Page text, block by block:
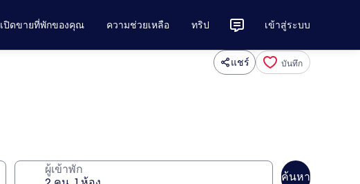
เปิดขายที่พักของคุณ ความช่วยเหลือ ทริป เข้าสู่ระบบ
แชร์ บันทึก
ผู้เข้าพัก
ค้นหา